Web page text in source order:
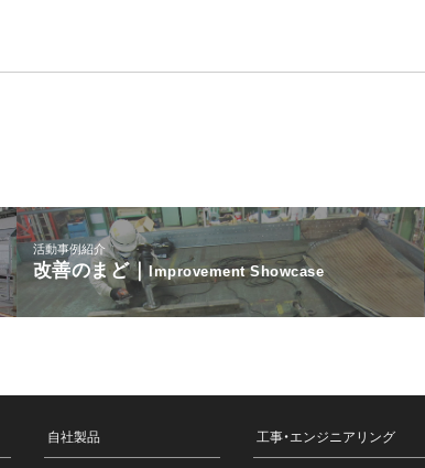
活動事例紹介
改善のまど｜Improvement Showcase
自社製品 工事・エンジニアリング